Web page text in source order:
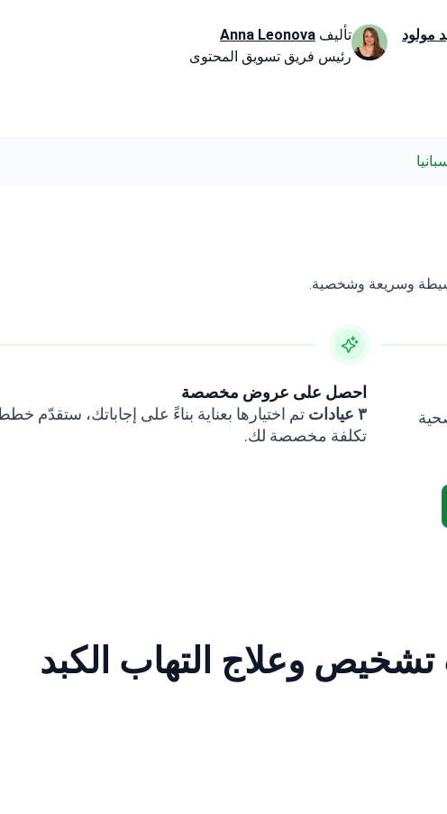
مولود
تأليف Anna Leonova
رئيس فريق تسويق المحتوى
بسيطة وسريعة وشخصية.
احصل على عروض مخصصة
٣ عيادات
تم اختيارها بعناية بناءً على إجاباتك، ستقدّم
تكلفة مخصصة لك.
وعلاج التهاب الكبد